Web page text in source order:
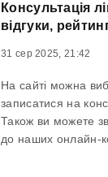
Консультація
відгуки,
31 сер 2025, 21:42
На сайті можна
записатися на
Також ви можете
до наших онлайн-